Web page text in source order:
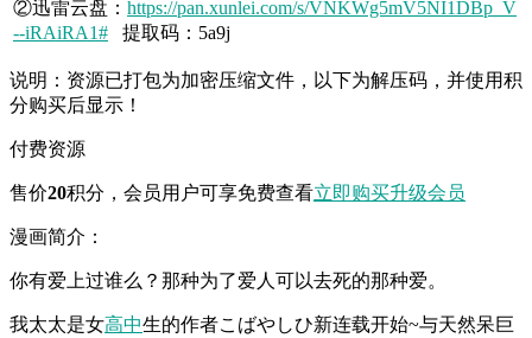
②迅雷云盘： https://pan.xunlei.com/s/VNKWg5mV5NI1DBp_V
--iRAiRA1# 提取码：5a9j
说明：资源已打包为加密压缩文件，以下为解压码，并使用积
分购买后显示！
付费资源
售价20积分 ，会员用户可享免费查看立即购买升级会员
漫画简介：
你有爱上过谁么？那种为了爱人可以去死的那种爱。
我太太是女高中生的作者こばやしひ新连载开始~与天然呆巨